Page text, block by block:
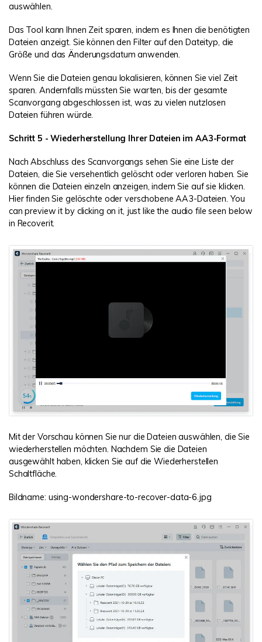
auswählen.
Das Tool kann Ihnen Zeit sparen, indem es Ihnen die benötigten
Dateien anzeigt. Sie können den Filter auf den Dateityp, die
Größe und das Änderungsdatum anwenden.
Wenn Sie die Dateien genau lokalisieren, können Sie viel Zeit
sparen. Andernfalls müssten Sie warten, bis der gesamte
Scanvorgang abgeschlossen ist, was zu vielen nutzlosen
Dateien führen würde.
Schritt 5 - Wiederherstellung Ihrer Dateien im AA3-Format
Nach Abschluss des Scanvorgangs sehen Sie eine Liste der
Dateien, die Sie versehentlich gelöscht oder verloren haben. Sie
können die Dateien einzeln anzeigen, indem Sie auf sie klicken.
Hier finden Sie gelöschte oder verschobene AA3-Dateien. You
can preview it by clicking on it, just like the audio file seen below
in Recoverit.
Mit der Vorschau können Sie nur die Dateien auswählen, die Sie
wiederherstellen möchten. Nachdem Sie die Dateien
ausgewählt haben, klicken Sie auf die Wiederherstellen
Schaltfläche.
Bildname: using-wondershare-to-recover-data-6.jpg